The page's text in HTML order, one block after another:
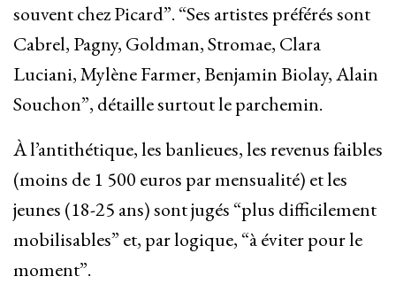
souvent chez Picard”. “Ses artistes préférés sont
Cabrel, Pagny, Goldman, Stromae, Clara
Luciani, Mylène Farmer, Benjamin Biolay, Alain
Souchon”, détaille surtout le parchemin.
À l’antithétique, les banlieues, les revenus faibles
(moins de 1 500 euros par mensualité) et les
jeunes (18-25 ans) sont jugés “plus difficilement
mobilisables” et, par logique, “à éviter pour le
moment”.